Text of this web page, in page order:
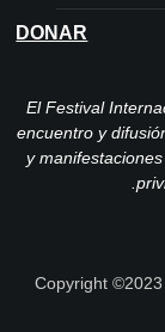
DONAR
El Festival
encuentro y
y
Copyright